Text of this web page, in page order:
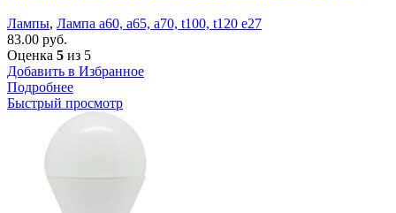
Лампы, Лампа а60, а65, а70, t100, t120 е27
83.00 руб.
Оценка 5 из 5
Добавить в Избранное
Подробнее
Быстрый просмотр